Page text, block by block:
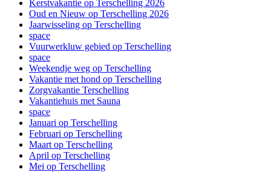
Kerstvakantie op Terschelling 2026
Oud en Nieuw op Terschelling 2026
Jaarwisseling op Terschelling
space
Vuurwerkluw gebied op Terschelling
space
Weekendje weg op Terschelling
Vakantie met hond op Terschelling
Zorgvakantie Terschelling
Vakantiehuis met Sauna
space
Januari op Terschelling
Februari op Terschelling
Maart op Terschelling
April op Terschelling
Mei op Terschelling